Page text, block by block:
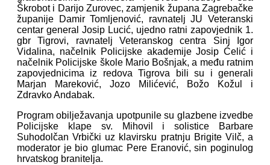
Škrobot i Darijo Zurovec, zamjenik župana Zagrebačke
županije Damir Tomljenović, ravnatelj JU Veteranski
centar general Josip Lucić, ujedno ratni zapovjednik 1.
gbr Tigrovi, ravnatelj Veteranskog centra Sinj Igor
Vidalina, načelnik Policijske akademije Josip Ćelić i
načelnik Policijske škole Mario Bošnjak, a među ratnim
zapovjednicima iz redova Tigrova bili su i generali
Marjan Mareković, Jozo Milićević, Božo Kožul i
Zdravko Andabak.
Program obilježavanja upotpunile su glazbene izvedbe
Policijske klape sv. Mihovil i solistice Barbare
Suhodolčan Vrbički uz klavirsku pratnju Brigite Vilč, a
moderator je bio glumac Pere Eranović, sin poginulog
hrvatskog branitelja.